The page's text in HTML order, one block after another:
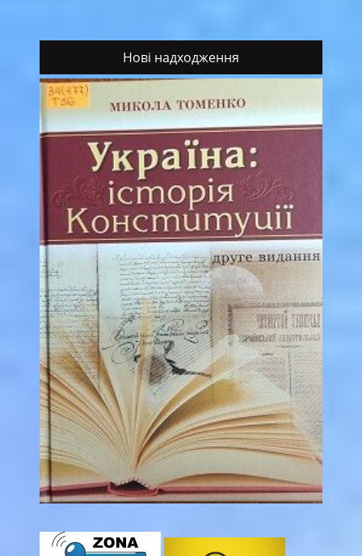
Нові надходження